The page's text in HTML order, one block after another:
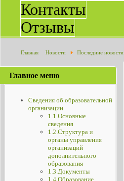
Контакты
Отзывы
Главная Новости Последние новости
Главное меню
Сведения об образовательной
организации
1.1.Основные
сведения
1.2.Структура и
органы управления
организаций
дополнительного
образования
1.3.Документы
1.4.Образование